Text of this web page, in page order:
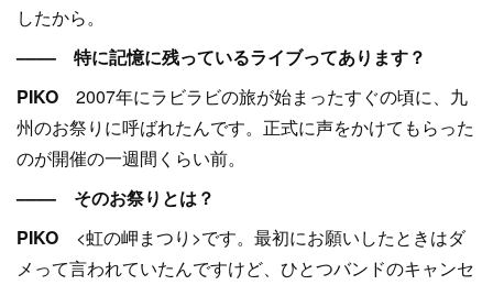
したから。
–––– 特に記憶に残っているライブってあります？
PIKO 2007年にラビラビの旅が始まったすぐの頃に、九
州のお祭りに呼ばれたんです。正式に声をかけてもらった
のが開催の一週間くらい前。
–––– そのお祭りとは？
PIKO <虹の岬まつり>です。最初にお願いしたときはダ
メって言われていたんですけど、ひとつバンドのキャンセ